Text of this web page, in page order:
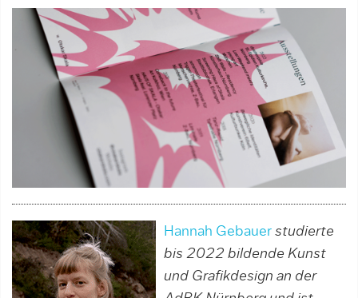
Hannah Gebauer studierte
bis 2022 bildende Kunst
und Grafikdesign an der